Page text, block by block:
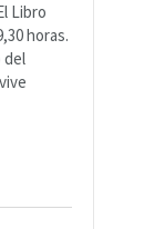
Libro
horas.
del